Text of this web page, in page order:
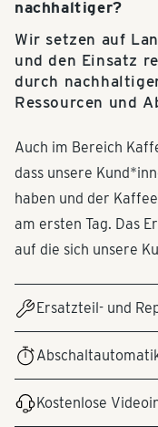
nachhaltiger?
Wir setzen auf
und den Einsatz
durch
Ressourcen und
Auch im Bereich
dass unsere
haben und der
am ersten Tag. Das
auf die sich unsere
Ersatzteil- und
Ersatzteile sind
Kundenservice oder
"Service & Hilfe"
All unsere
Abschaltautomatik
Kostenlose